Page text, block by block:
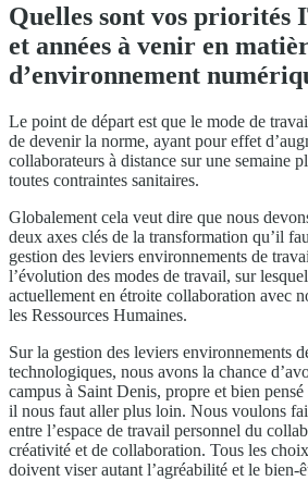
Quelles sont vos priorités
et années à venir en
d’environnement
Le point de départ est que le mode de
de devenir la norme, ayant pour effet
collaborateurs à distance sur une semaine
toutes contraintes sanitaires.
Globalement cela veut dire que nous
deux axes clés de la transformation qu’il
gestion des leviers environnements de
l’évolution des modes de travail, sur
actuellement en étroite collaboration avec
les Ressources Humaines.
Sur la gestion des leviers environnements
technologiques, nous avons la chance
campus à Saint Denis, propre et bien
il nous faut aller plus loin. Nous voulons
entre l’espace de travail personnel du
créativité et de collaboration. Tous les
doivent viser autant l’agréabilité et le bien-